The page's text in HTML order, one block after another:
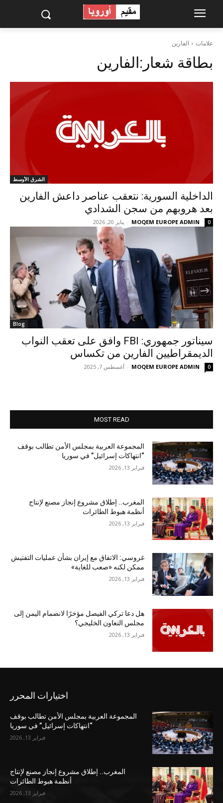
علامات الفارين
بطاقة شعار:الفارين
الشرق الأوسط
الداخلية السورية: نتعقب عناصر داعش الفارين
بعد هروبهم من سجن الشدادي
MOQEM EUROPE ADMIN
- يناير 20, 2026 0
Blog
سيناتور جمهوري: FBI وافق على تعقب النواب
الديمقراطيين الفارين من تكساس
MOQEM EUROPE ADMIN
- أغسطس 7, 2025 0
MOST READ
المجموعة العربية بمجلس الأمن تطالب بوقف
“انتهاكات إسرائيل” في سوريا
فبراير 13, 2026
المغرب.. إطلاق مشروع إنجاز مصنع لإنتاج
أنظمة هبوط الطائرات
فبراير 13, 2026
غروسي: الاتفاق مع إيران بشأن عمليات التفتيش
ممكن لكنه «صعب للغاية»
فبراير 13, 2026
هل دعا تركي الفيصل مؤخرًا لانضمام اليمن إلى
مجلس التعاون الخليجي؟
فبراير 13, 2026
اختيارات المحرر
المجموعة العربية بمجلس الأمن تطالب بوقف
“انتهاكات إسرائيل” في سوريا
فبراير 13, 2026
المغرب.. إطلاق مشروع إنجاز مصنع لإنتاج
أنظمة هبوط الطائرات
فبراير 13, 2026